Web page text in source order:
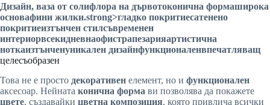
Дизайн, ваза от солифлора на дървотоконична формаширока
основафини жилки.strong>гладко покритиесатенено
покритиеизтънчен стилсъвременен
интериорвсекидневнаофистрапезарияартистична
ноткаизтънченуникален дизайнфункционаленвпечатляващ
целесъобразен
Това не е просто декоративен елемент, но и функционален
аксесоар. Нейната конична форма ви позволява да покажете
цвете, създавайки цветна композиция, която привлича всички